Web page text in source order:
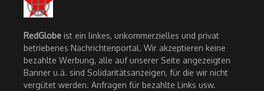
RedGlobe ist ein linkes, unkommerzielles und privat
betriebenes Nachrichtenportal. Wir akzeptieren keine
bezahlte Werbung, alle auf unserer Seite angezeigten
Banner u.ä. sind Solidaritätsanzeigen, für die wir nicht
vergütet werden. Anfragen für bezahlte Links usw.